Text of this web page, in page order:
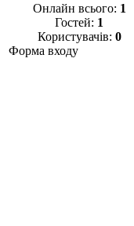
Онлайн всього: 1
Гостей: 1
Користувачів: 0
Форма входу